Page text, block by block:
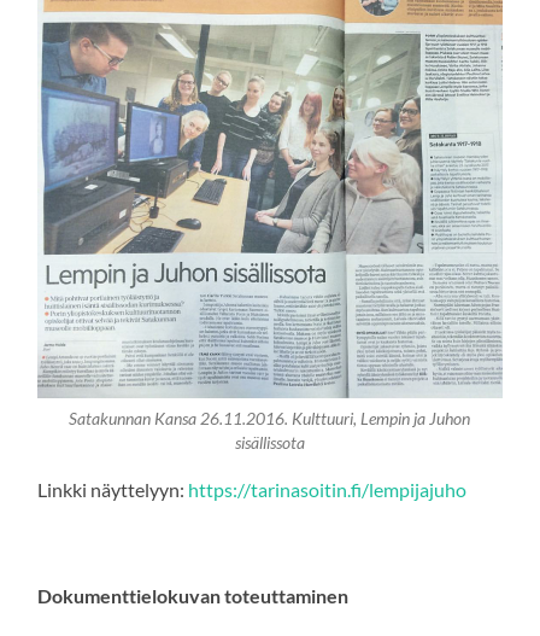
Satakunnan Kansa 26.11.2016. Kulttuuri, Lempin ja Juhon
sisällissota
Linkki näyttelyyn: https://tarinasoitin.fi/lempijajuho
Dokumenttielokuvan toteuttaminen